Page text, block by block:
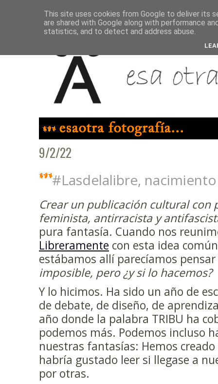
9/2/22
#Lasdelalibre,
Crear un publicación cultural con
feminista, antirracista y
pura fantasía. Cuando nos
Libreramente con esta idea
estábamos allí parecíamos
imposible, pero ¿y si lo hacemos?
Y lo hicimos. Ha sido un año de
de debate, de diseño, de
año donde la palabra TRIBU ha
podemos más. Podemos incluso
nuestras fantasías: Hemos
habría gustado leer si llegase a
por otras.
This site uses cookies from Google to deliver its
are shared with Google along with performance
statistics, and to detect and address abuse.